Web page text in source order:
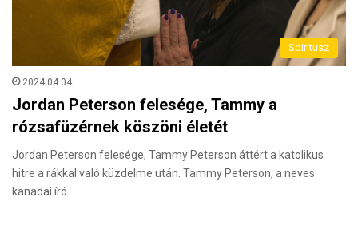
Spiritusz
2024.04.04.
Jordan Peterson felesége, Tammy a
rózsafüzérnek köszöni életét
Jordan Peterson felesége, Tammy Peterson áttért a katolikus
hitre a rákkal való küzdelme után. Tammy Peterson, a neves
kanadai író…